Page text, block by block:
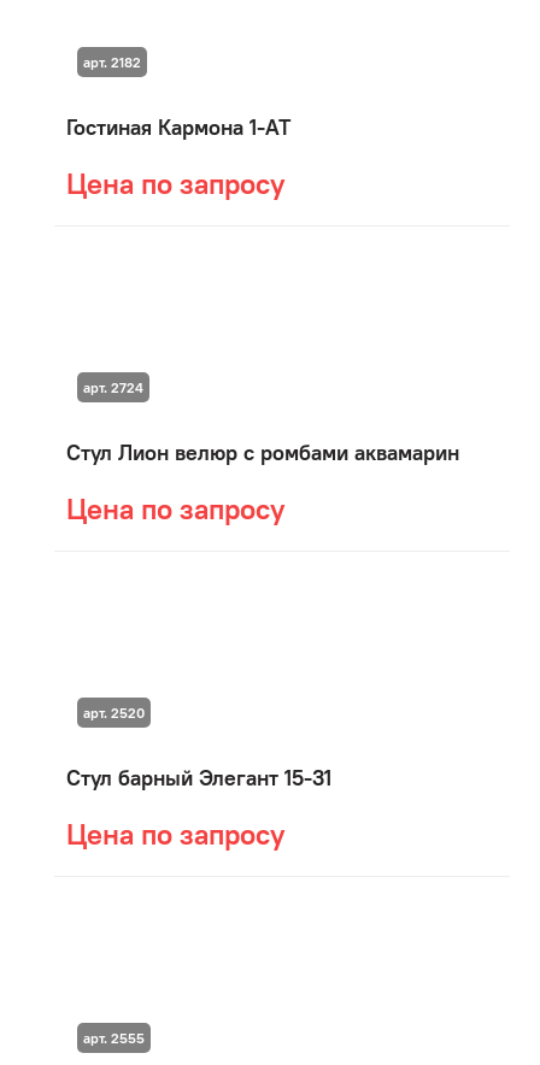
Гостиная Кармона 1-АТ
Цена по запросу
арт. 2182
Стул Лион велюр с ромбами аквамарин
Цена по запросу
арт. 2724
Стул барный Элегант 15-31
Цена по запросу
арт. 2520
арт. 2555